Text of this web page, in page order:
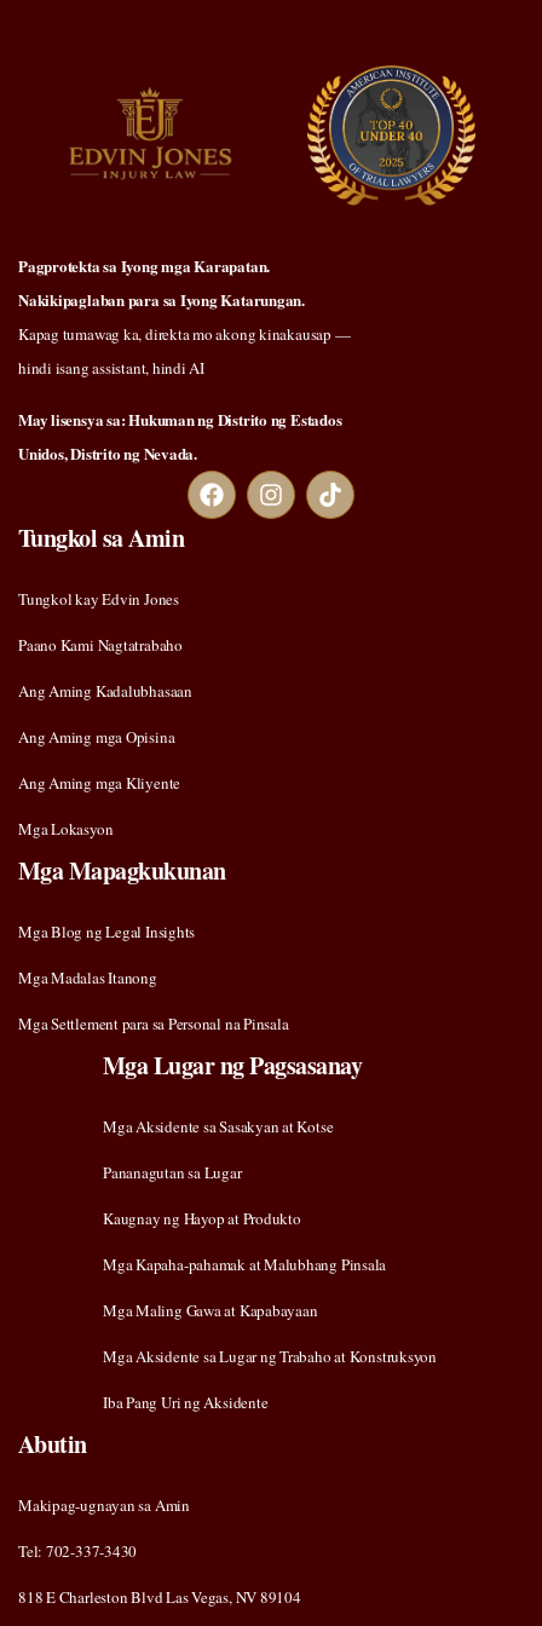
Pagprotekta sa Iyong mga Karapatan.
Nakikipaglaban para sa Iyong Katarungan.
Kapag tumawag ka, direkta mo akong kinakausap —
hindi isang assistant, hindi AI
May lisensya sa: Hukuman ng Distrito ng Estados
Unidos, Distrito ng Nevada.
Tungkol sa Amin
Tungkol kay Edvin Jones
Paano Kami Nagtatrabaho
Ang Aming Kadalubhasaan
Ang Aming mga Opisina
Ang Aming mga Kliyente
Mga Lokasyon
Mga Mapagkukunan
Mga Blog ng Legal Insights
Mga Madalas Itanong
Mga Settlement para sa Personal na Pinsala
Mga Lugar ng Pagsasanay
Mga Aksidente sa Sasakyan at Kotse
Pananagutan sa Lugar
Kaugnay ng Hayop at Produkto
Mga Kapaha-pahamak at Malubhang Pinsala
Mga Maling Gawa at Kapabayaan
Mga Aksidente sa Lugar ng Trabaho at Konstruksyon
Iba Pang Uri ng Aksidente
Abutin
Makipag-ugnayan sa Amin
Tel: 702-337-3430
818 E Charleston Blvd Las Vegas, NV 89104